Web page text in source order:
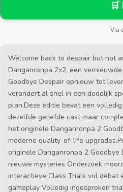
🛒
Via
Welcome back to despair but not
Danganronpa 2x2, een
Goodbye Despair opnieuw tot
verandert al snel in een dodelijk
plan.Deze editie bevat een
dezelfde geliefde cast maar
het originele Danganronpa 2
moderne quality-of-life
originele Danganronpa 2
nieuwe mysteries Onderzoek
interactieve Class Trials vol debat
gameplay Volledig ingesproken